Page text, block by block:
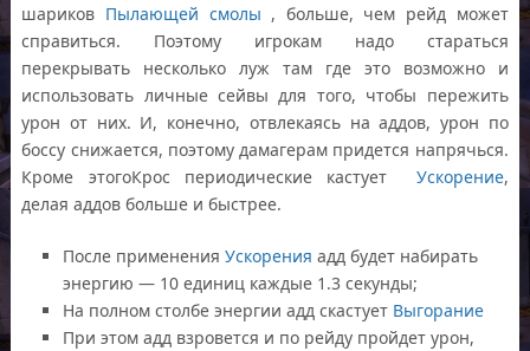
шариков Пылающей смолы , больше, чем рейд может
справиться. Поэтому игрокам надо стараться
перекрывать несколько луж там где это возможно и
использовать личные сейвы для того, чтобы пережить
урон от них. И, конечно, отвлекаясь на аддов, урон по
боссу снижается, поэтому дамагерам придется напрячься.
Кроме этогоКрос периодические кастует Ускорение,
делая аддов больше и быстрее.
После примененияУскорения адд будет набирать
энергию — 10 единиц каждые 1.3 секунды;
На полном столбе энергии адд скастует Выгорание
При этом адд взровется и по рейду пройдет урон,